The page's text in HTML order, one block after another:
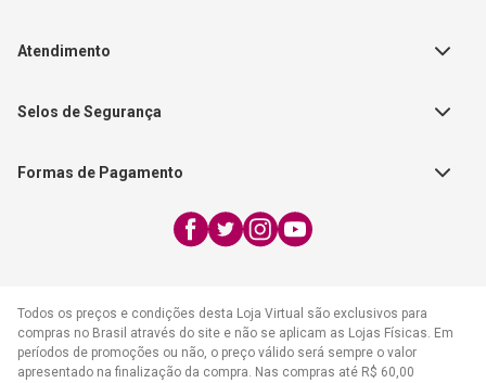
Catálogos de Produtos
Editorial Patmos
FAECAD
Fale Conosco
Nossas Lojas
Atendimento
17:30h
WhatsApp:
atendimento@cpad.com.br
Selos de Segurança
Formas de Pagamento
Todos os preços e condições desta Loja Virtual são exclusivos para
compras no Brasil através do site e não se aplicam as Lojas Físicas. Em
períodos de promoções ou não, o preço válido será sempre o valor
apresentado na finalização da compra. Nas compras até R$ 60,00